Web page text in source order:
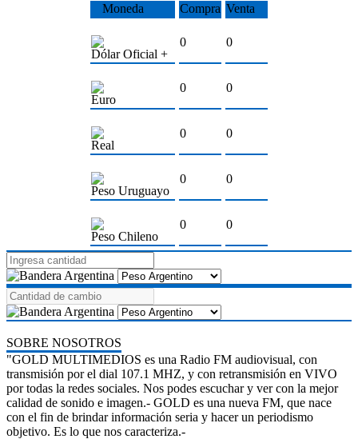
Moneda Compra Venta
Dólar Oficial +
0 0
Euro
0 0
Real
0 0
Peso Uruguayo
0 0
Peso Chileno
0 0
SOBRE NOSOTROS
"GOLD MULTIMEDIOS es una Radio FM audiovisual, con
transmisión por el dial 107.1 MHZ, y con retransmisión en VIVO
por todas la redes sociales. Nos podes escuchar y ver con la mejor
calidad de sonido e imagen.- GOLD es una nueva FM, que nace
con el fin de brindar información seria y hacer un periodismo
objetivo. Es lo que nos caracteriza.-